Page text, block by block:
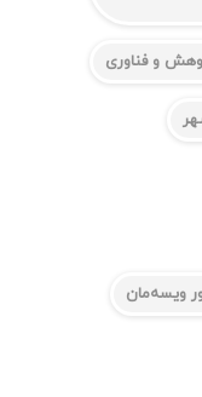
و فناوری
ویسه‌مان